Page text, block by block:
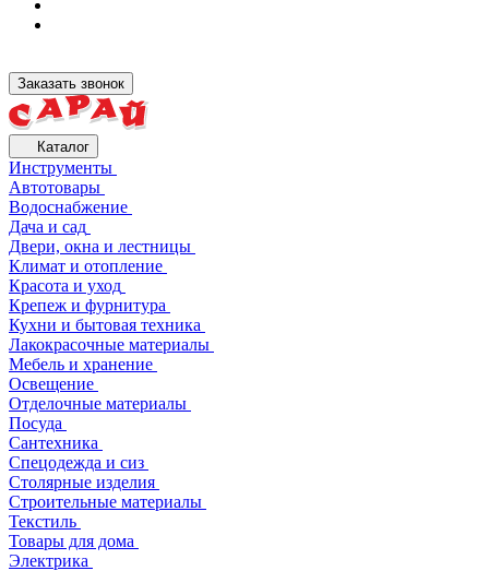
Заказать звонок
Каталог
Инструменты
Автотовары
Водоснабжение
Дача и сад
Двери, окна и лестницы
Климат и отопление
Красота и уход
Крепеж и фурнитура
Кухни и бытовая техника
Лакокрасочные материалы
Мебель и хранение
Освещение
Отделочные материалы
Посуда
Сантехника
Спецодежда и сиз
Столярные изделия
Строительные материалы
Текстиль
Товары для дома
Электрика